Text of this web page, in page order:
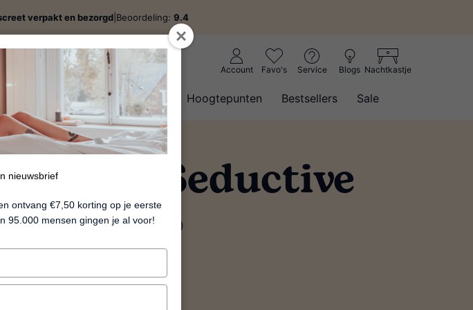
nieuwsbrief
ontvang €7,50 korting op je eerste
95.000 mensen gingen je al voor!
naam
verpakt en bezorgd| Beoordeling: 9.4
Account Favo's Service Blogs Nachtkastje
Lingerie Fun Nieuw Hoogtepunten Bestsellers Sale
Seductive
(24)